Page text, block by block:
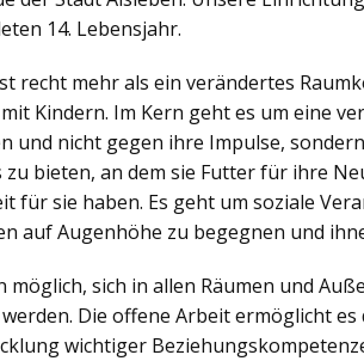
14. Lebensjahr.
mehr als ein verändertes
Kindern. Im Kern geht es um eine
und nicht gegen ihre Impulse, sondern
bieten, an dem sie Futter für ihre
sie haben. Es geht um soziale
auf Augenhöhe zu begegnen und
sich in allen Räumen und
Die offene Arbeit ermöglicht
wichtiger